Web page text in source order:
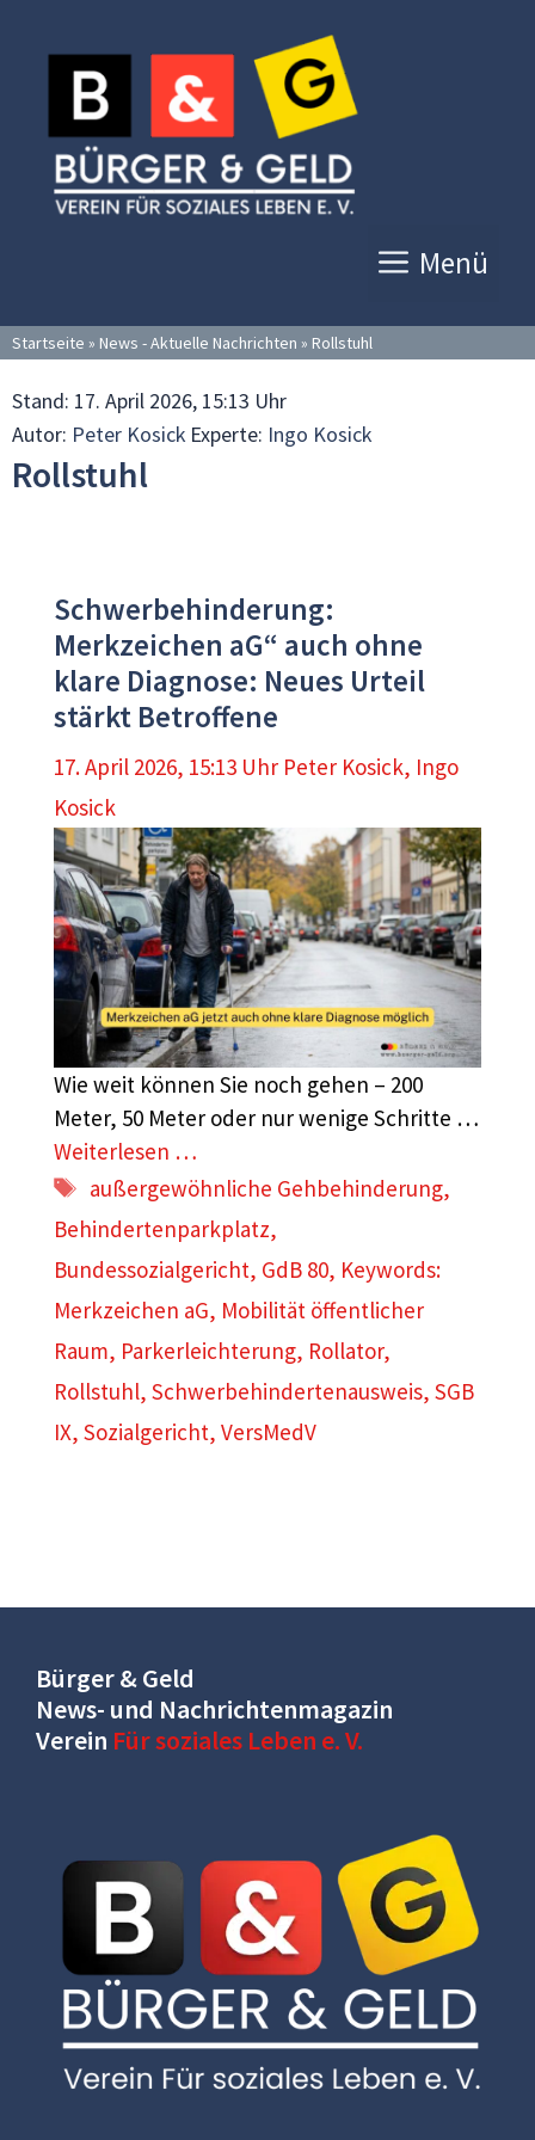
Inhalt
springen
Menü
Startseite » News - Aktuelle Nachrichten » Rollstuhl
Stand: 17. April 2026, 15:13 Uhr
Autor: Peter Kosick Experte: Ingo Kosick
Rollstuhl
Schwerbehinderung:
Merkzeichen aG“ auch ohne
klare Diagnose: Neues Urteil
stärkt Betroffene
17. April 2026, 15:13 Uhr Peter Kosick, Ingo
Kosick
Wie weit können Sie noch gehen – 200
Meter, 50 Meter oder nur wenige Schritte …
Weiterlesen …
Schlagwörter
außergewöhnliche Gehbehinderung,
Behindertenparkplatz,
Bundessozialgericht, GdB 80, Keywords:
Merkzeichen aG, Mobilität öffentlicher
Raum, Parkerleichterung, Rollator,
Rollstuhl, Schwerbehindertenausweis, SGB
IX, Sozialgericht, VersMedV
Bürger & Geld
News- und Nachrichtenmagazin
Verein Für soziales Leben e. V.